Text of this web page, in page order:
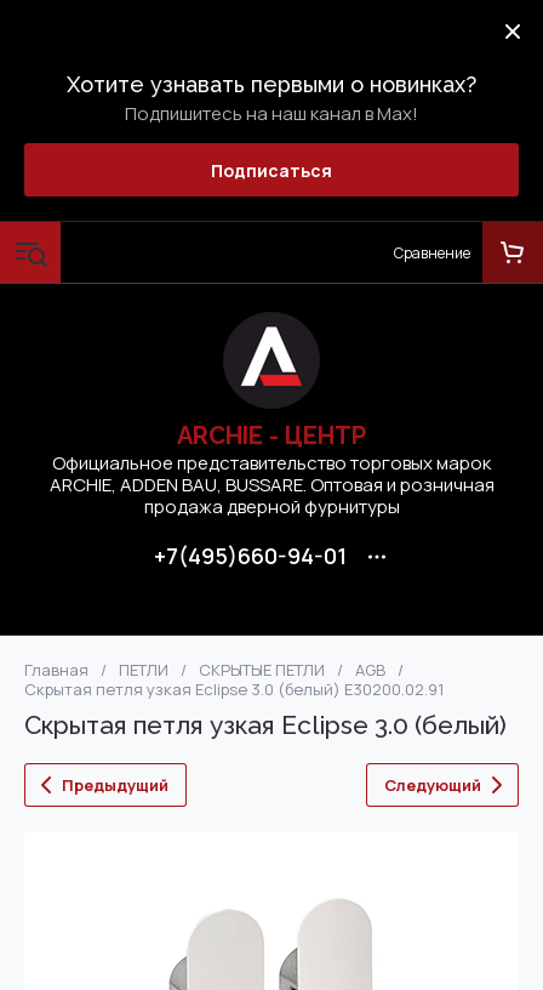
Хотите узнавать первыми о новинках?
Подпишитесь на наш канал в Max!
Подписаться
ARCHIE - ЦЕНТР
Официальное представительство торговых марок
ARCHIE, ADDEN BAU, BUSSARE. Оптовая и розничная
продажа дверной фурнитуры
+7(495)660-94-01
Сравнение
Главная / ПЕТЛИ / СКРЫТЫЕ ПЕТЛИ / AGB
/
Скрытая петля узкая Eclipse 3.0 (белый) Е30200.02.91
Скрытая петля узкая Eclipse 3.0 (белый)
Предыдущий Следующий